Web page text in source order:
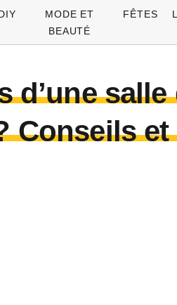
MODE ET
BEAUTÉ
FÊTES
d’une
Conseils